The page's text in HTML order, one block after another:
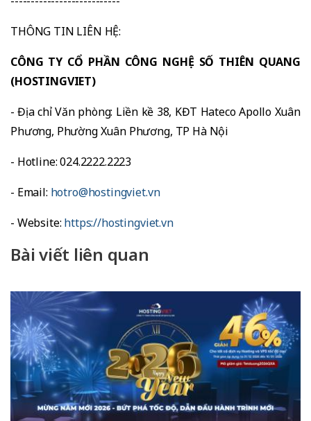
THÔNG TIN LIÊN HỆ:
CÔNG TY CỔ PHẦN CÔNG NGHỆ SỐ THIÊN QUANG
(HOSTINGVIET)
- Địa chỉ Văn phòng: Liền kề 38, KĐT Hateco Apollo Xuân
Phương, Phường Xuân Phương, TP Hà Nội
- Hotline: 024.2222.2223
- Email: hotro@hostingviet.vn
- Website: https://hostingviet.vn
Bài viết liên quan